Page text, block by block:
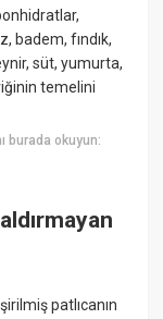
badem, fındık,
süt, yumurta,
temelini
burada okuyun:
patlıcanın